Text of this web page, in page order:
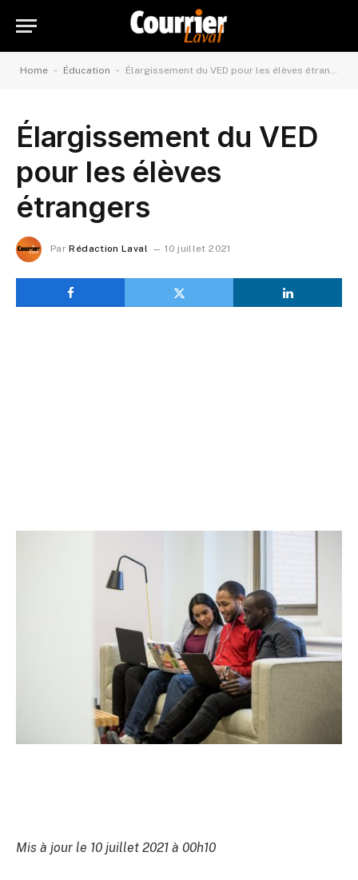
Home - Éducation - Élargissement du VED pour les élèves étrangers
Élargissement du VED
pour les élèves
étrangers
Par Rédaction Laval 10 juillet 2021
Mis à jour le 10 juillet 2021 à 00h10